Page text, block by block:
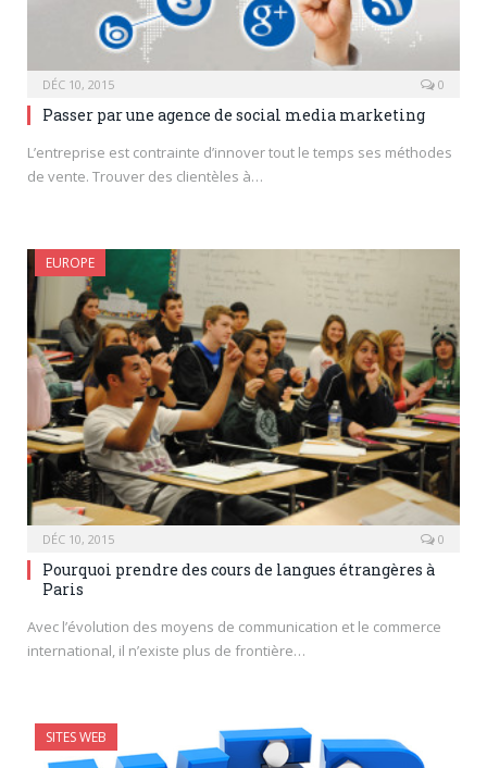
DÉC 10, 2015 0
Passer par une agence de social media marketing
L’entreprise est contrainte d’innover tout le temps ses méthodes
de vente. Trouver des clientèles à…
EUROPE
DÉC 10, 2015 0
Pourquoi prendre des cours de langues étrangères à
Paris
Avec l’évolution des moyens de communication et le commerce
international, il n’existe plus de frontière…
SITES WEB